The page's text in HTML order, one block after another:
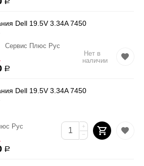
Р
Dell 19.5V 3.34A 7450
Сервис Плюс Рус
Р
Нет в
наличии
Dell 19.5V 3.34A 7450
Рус
Р
+
−